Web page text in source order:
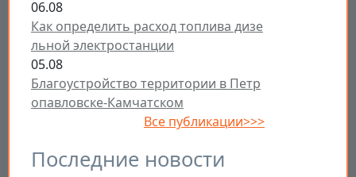
06.08
Как определить расход топлива дизе
льной электростанции
05.08
Благоустройство территории в Петр
опавловске-Камчатском
Все публикации>>>
Последние новости